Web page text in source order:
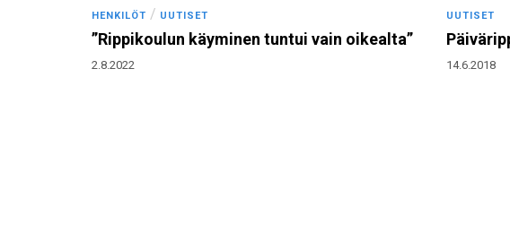
HENKILÖT / UUTISET
”Rippikoulun käyminen tuntui vain oikealta”
2.8.2022
UUTISET
14.6.2018